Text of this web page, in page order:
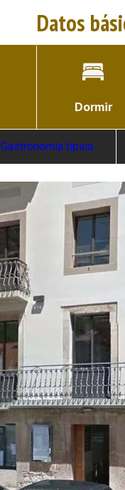
Datos
Dormir
Gastronomía típica